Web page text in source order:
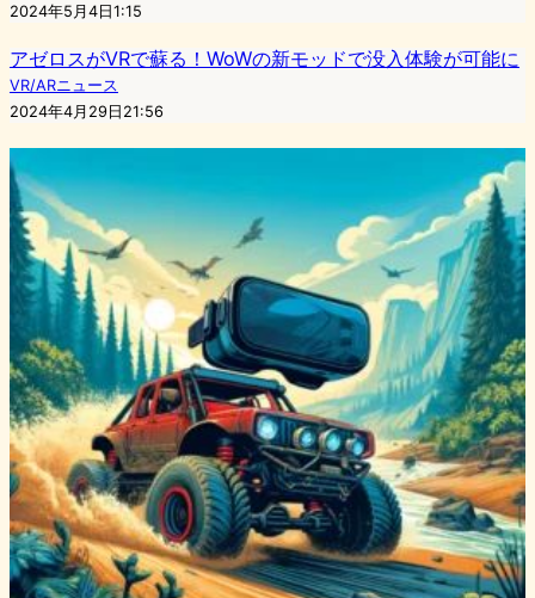
2024年5月4日1:15
アゼロスがVRで蘇る！WoWの新モッドで没入体験が可能に
VR/ARニュース
2024年4月29日21:56